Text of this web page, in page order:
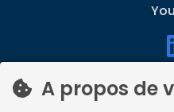
A propos de